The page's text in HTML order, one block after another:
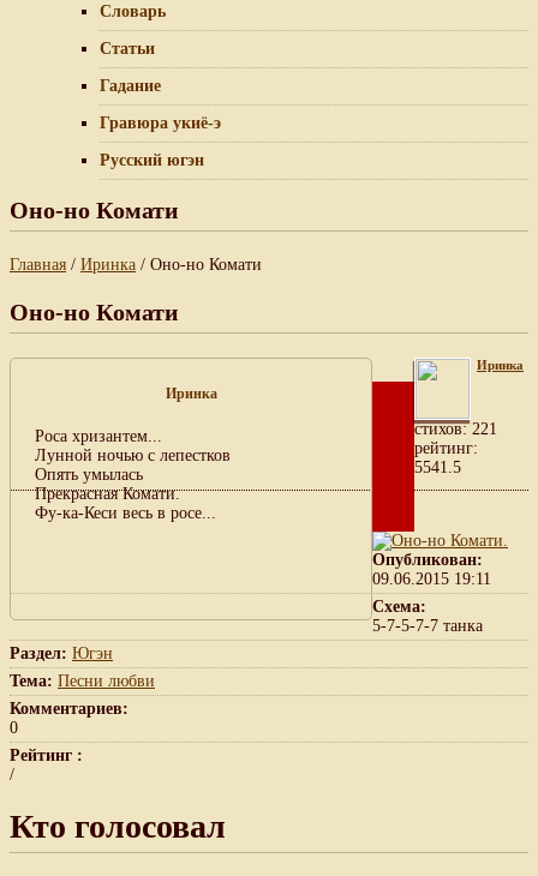
Словарь
Статьи
Гадание
Гравюра укиё-э
Русский югэн
Оно-но Комати
Главная / Иринка / Оно-но Комати
Оно-но Комати
Иринка
Роса хризантем...
Лунной ночью с лепестков
Опять умылась
Прекрасная Комати.
Фу-ка-Кеси весь в росе...
Иринка
cтихов: 221
рейтинг:
5541.5
Опубликован:
09.06.2015 19:11
Схема:
5-7-5-7-7 танка
Раздел: Югэн
Тема: Песни любви
Комментариев:
0
Рейтинг :
/
Кто голосовал